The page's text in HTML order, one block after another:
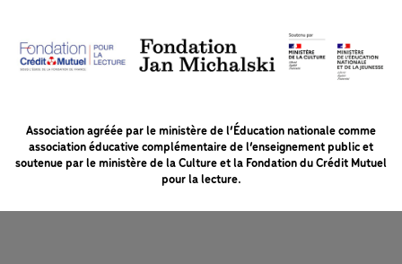
Association agréée par le ministère de l’Éducation nationale comme
association éducative complémentaire de l’enseignement public et
soutenue par le ministère de la Culture et la Fondation du Crédit Mutuel
pour la lecture.